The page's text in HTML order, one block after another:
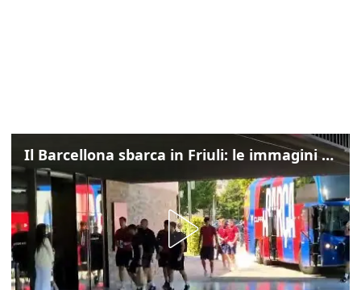
Il Barcellona sbarca in Friuli: le immagini dell'arrivo in albergo